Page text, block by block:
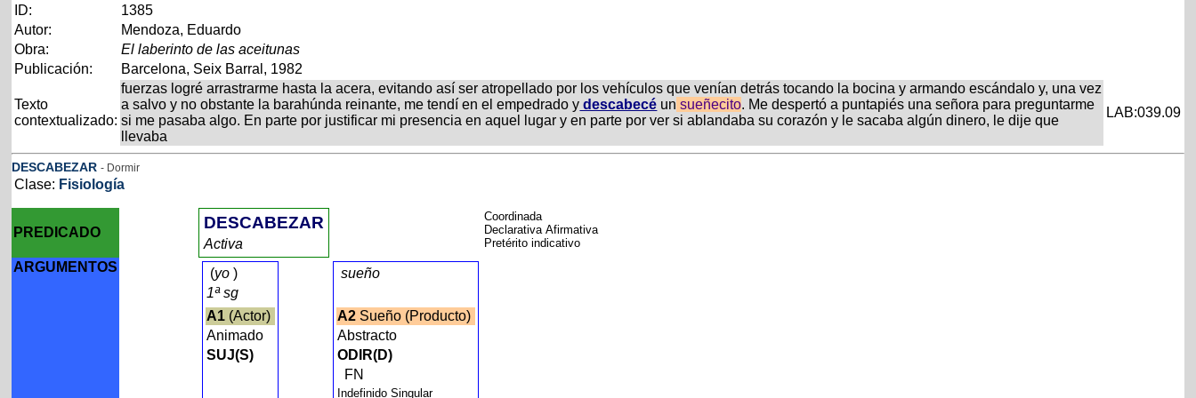
ID:
1385
Autor:
Mendoza, Eduardo
Obra:
El laberinto de las aceitunas
Publicación:
Barcelona, Seix Barral, 1982
Texto
contextualizado:
fuerzas logré arrastrarme hasta la acera, evitando así ser atropellado por los vehículos que venían detrás tocando la bocina y armando escándalo y, una vez
a salvo y no obstante la barahúnda reinante, me tendí en el empedrado y descabecé un sueñecito. Me despertó a puntapiés una señora para preguntarme
si me pasaba algo. En parte por justificar mi presencia en aquel lugar y en parte por ver si ablandaba su corazón y le sacaba algún dinero, le dije que
llevaba
LAB:039.09
DESCABEZAR - Dormir
Clase: Fisiología
PREDICADO
DESCABEZAR
Activa
Coordinada
Declarativa Afirmativa
Pretérito indicativo
ARGUMENTOS (yo )
1ª sg
A1 (Actor)
Animado
SUJ(S)
sueño
A2 Sueño (Producto)
Abstracto
ODIR(D)
FN
Indefinido Singular